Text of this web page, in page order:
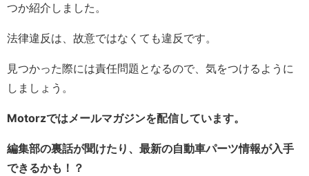
つか紹介しました。
法律違反は、故意ではなくても違反です。
見つかった際には責任問題となるので、気をつけるように
しましょう。
Motorzではメールマガジンを配信しています。
編集部の裏話が聞けたり、最新の自動車パーツ情報が入手
できるかも！？